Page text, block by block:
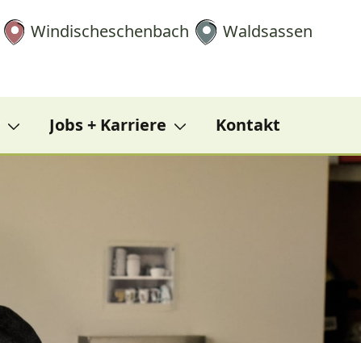
Windischeschenbach Waldsassen
Jobs + Karriere Kontakt